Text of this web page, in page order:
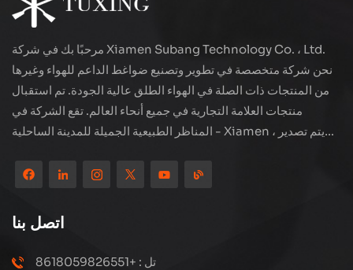
مرحبًا بك في شركة Xiamen Subang Technology Co. ، Ltd.
نحن شركة متخصصة في تطوير وتصنيع ضواغط الداعم للهواء وغيرها
من المنتجات ذات الصلة في الهواء الطلق عالية الجودة. تم استقبال
منتجات العلامة التجارية في جميع أنحاء العالم. تقع الشركة في
المناظر الطبيعية الجميلة للمدينة الساحلية - Xiamen ، يتم تصدير
دولية واسعة. لدى Subang Technology فريق مبيعات محترف
ونظام خدمة فعال بعد البيع ، نحن نستكشف دائمًا ودراسة كيفية ترقية
منتجاتنا باستمرار من خلال الابتكار لتلبية الاحتياجات المتزايدة للعملاء.
التركيز الأساسي للشركة على إنتاج وتصنيع الضواغط عالية الضغط ،
تصميمها الهيكلي هو علمي ومعقول ، لضمان الأداء الفعال للمنتجات.
اتصل بنا
تل : +8618059826551